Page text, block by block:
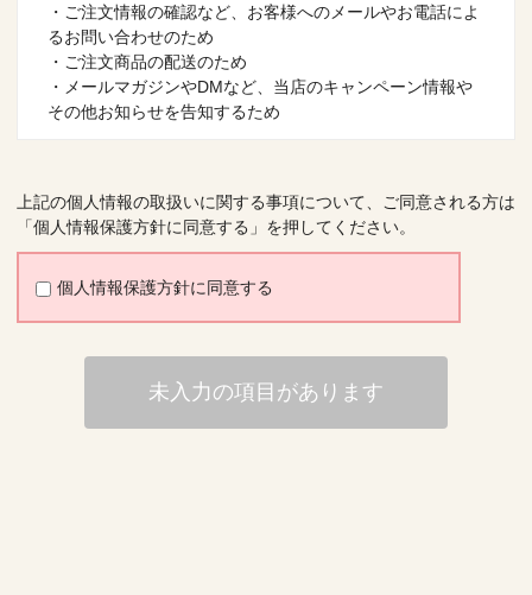
・ご注文情報の確認など、お客様へのメールやお電話によ
るお問い合わせのため
・ご注文商品の配送のため
・メールマガジンやDMなど、当店のキャンペーン情報や
その他お知らせを告知するため
ないません。
商品の配送時に運送会社へ委託する場合がございます。
個人情報に関する開示請求、訂正依頼、利用停止、苦情、
相談等に関する問い合わせは、
上記の個人情報の取扱いに関する事項について、ご同意される方は
「個人情報保護方針に同意する」を押してください。
個人情報保護方針に同意する
未入力の項目があります